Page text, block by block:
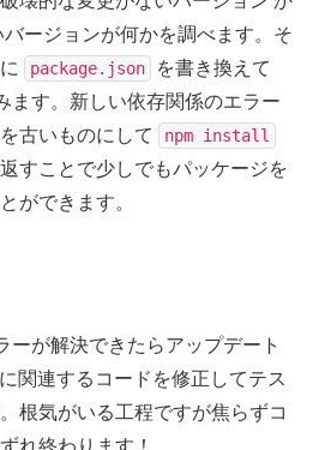
ージョンが何かを調べます。そ
package.json を書き換えて
ます。新しい依存関係のエラー
古いものにして
npm install
すことで少しでもパッケージを
ができます。
ーが解決できたらアップデート
関連するコードを修正してテス
根気がいる工程ですが焦らずコ